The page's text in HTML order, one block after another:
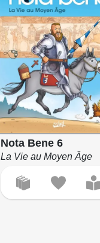
Nota Bene 6
La Vie au Moyen Âge